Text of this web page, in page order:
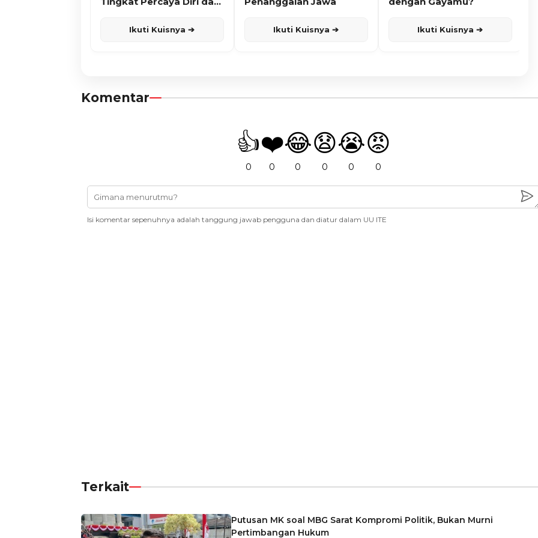
Ikuti Kuisnya ➔ Ikuti Kuisnya ➔ Ikuti Kuisnya ➔
Komentar
👍
0
❤️
0
😂
0
😧
0
😭
0
😡
0
Isi komentar sepenuhnya adalah tanggung jawab pengguna dan diatur dalam UU ITE
Terkait
Putusan MK soal MBG Sarat Kompromi Politik, Bukan Murni
Pertimbangan Hukum